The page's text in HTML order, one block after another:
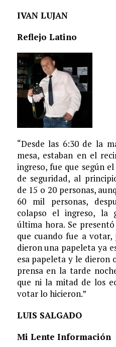
IVAN LUJAN
Reflejo Latino
“Desde las 6:30 de la
mesa, estaban en el
ingreso, fue que según
de seguridad, al
de 15 o 20 personas,
60 mil personas,
colapso el ingreso, la
última hora. Se
que cuando fue a
dieron una papeleta ya
esa papeleta y le dieron
prensa en la tarde
que ni la mitad de los
votar lo hicieron.”
LUIS SALGADO
Mi Lente Información